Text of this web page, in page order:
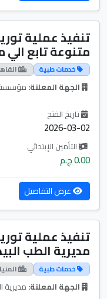
تنفيذ عملية
متنوعة تابع
خدمات طبية
الجهة المعلنة: مؤسسة
تاريخ الفتح
2026-03-02
التأمين الإبتدائي
0.00 ج.م
عرض التفاصيل
تنفيذ عملية
مديرية الطب
خدمات طبية المنيا
الجهة المعلنة: مديرية